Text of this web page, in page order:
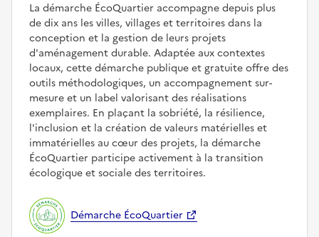
La démarche ÉcoQuartier accompagne depuis plus
de dix ans les villes, villages et territoires dans la
conception et la gestion de leurs projets
d'aménagement durable. Adaptée aux contextes
locaux, cette démarche publique et gratuite offre des
outils méthodologiques, un accompagnement sur-
mesure et un label valorisant des réalisations
exemplaires. En plaçant la sobriété, la résilience,
l'inclusion et la création de valeurs matérielles et
immatérielles au cœur des projets, la démarche
ÉcoQuartier participe activement à la transition
écologique et sociale des territoires.
Démarche ÉcoQuartier